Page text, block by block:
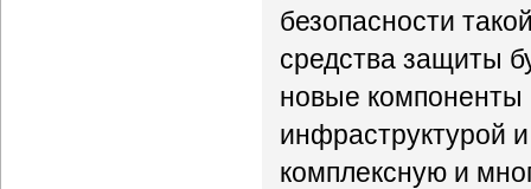
безопасности
средства защиты
новые компоненты
инфраструктурой
комплексную и